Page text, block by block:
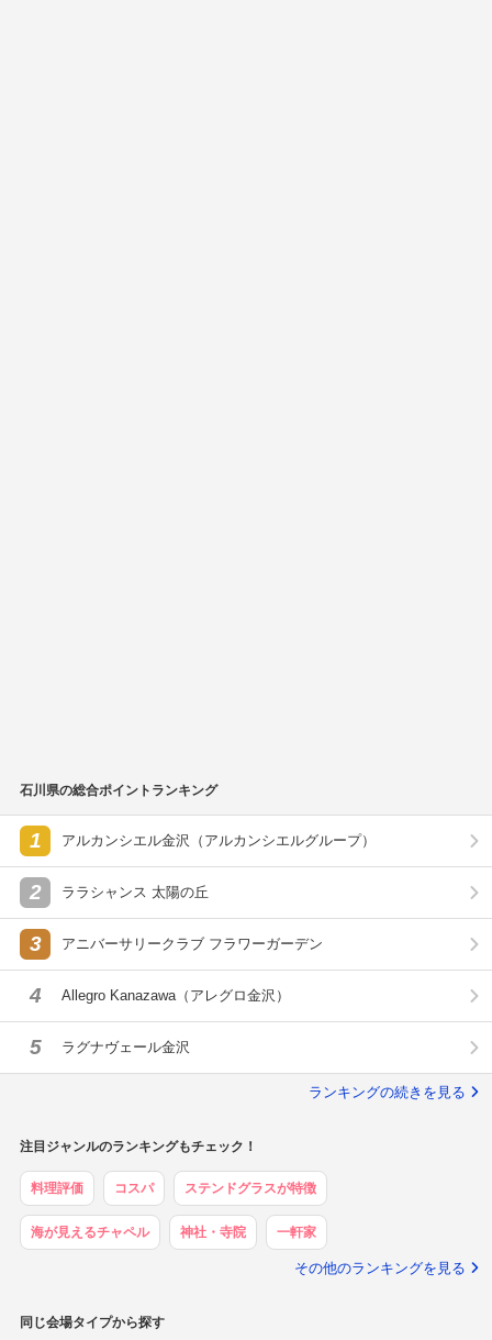
石川県の総合ポイントランキング
1 アルカンシエル金沢（アルカンシエルグループ）
2 ララシャンス 太陽の丘
3 アニバーサリークラブ フラワーガーデン
4 Allegro Kanazawa（アレグロ金沢）
5 ラグナヴェール金沢
ランキングの続きを見る
注目ジャンルのランキングもチェック！
料理評価 コスパ ステンドグラスが特徴
海が見えるチャペル 神社・寺院 一軒家
その他のランキングを見る
同じ会場タイプから探す